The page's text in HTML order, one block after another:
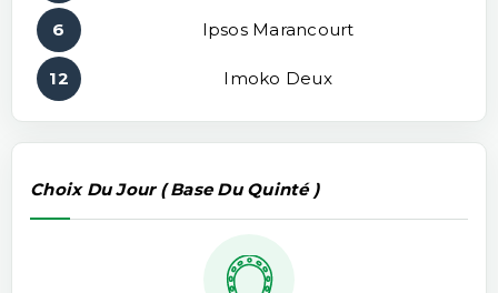
6 Ipsos Marancourt
12 Imoko Deux
Choix Du Jour ( Base Du Quinté )